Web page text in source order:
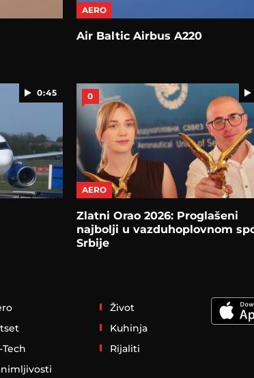
AERO
Air Baltic Airbus A220
0:45 0
AERO
Zlatni Orao 2026: Proglašeni
najbolji u vazduhoplovnom
Srbije
Tech
Život
Kuhinja
Rijaliti